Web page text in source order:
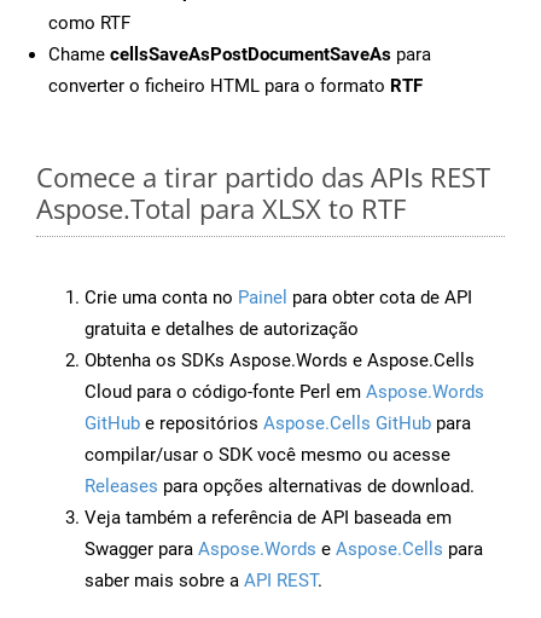
como RTF
Chame cellsSaveAsPostDocumentSaveAs para
converter o ficheiro HTML para o formato RTF
Comece a tirar partido das APIs REST
Aspose.Total para XLSX to RTF
Crie uma conta no Painel para obter cota de API
gratuita e detalhes de autorização
Obtenha os SDKs Aspose.Words e Aspose.Cells
Cloud para o código-fonte Perl em Aspose.Words
GitHub e repositórios Aspose.Cells GitHub para
compilar/usar o SDK você mesmo ou acesse
Releases para opções alternativas de download.
Veja também a referência de API baseada em
Swagger para Aspose.Words e Aspose.Cells para
saber mais sobre a API REST.